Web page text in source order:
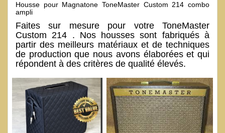
Housse pour Magnatone ToneMaster Custom 214 combo
ampli
Faites sur mesure pour votre ToneMaster
Custom 214 . Nos housses sont fabriqués à
partir des meilleurs matériaux et de techniques
de production que nous avons élaborées et qui
répondent à des critères de qualité élevés.